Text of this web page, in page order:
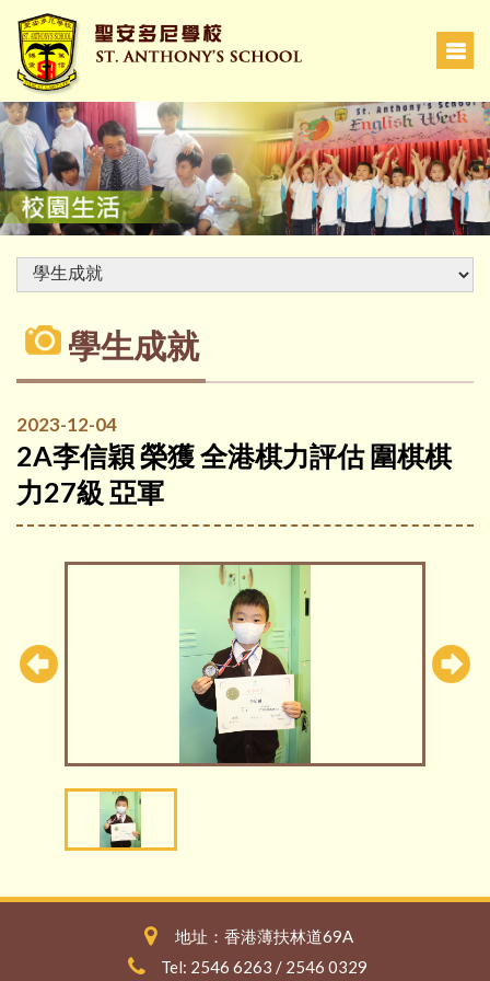
學生成就
2023-12-04
2A李信穎 榮獲 全港棋力評估 圍棋棋
力27級 亞軍
地址：香港薄扶林道69A
Tel: 2546 6263 / 2546 0329